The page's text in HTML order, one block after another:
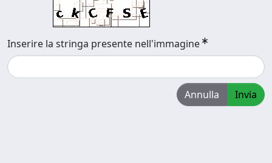
Inserire la stringa presente nell'immagine
Annulla Invia